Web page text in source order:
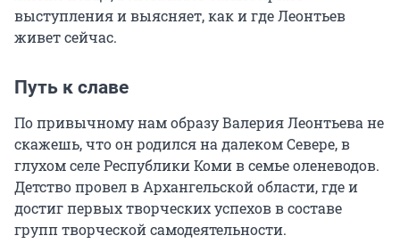
выступления и выясняет, как и где Леонтьев
живет сейчас.
Путь к славе
По привычному нам образу Валерия Леонтьева не
скажешь, что он родился на далеком Севере, в
глухом селе Республики Коми в семье оленеводов.
Детство провел в Архангельской области, где и
достиг первых творческих успехов в составе
групп творческой самодеятельности.